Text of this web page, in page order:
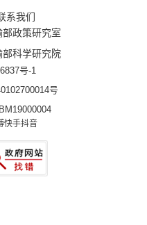
系我们
政策研究室
科学研究院
号-1
号
快手抖音